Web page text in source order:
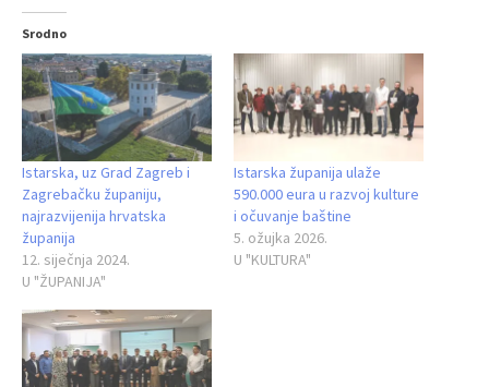
Srodno
Istarska, uz Grad Zagreb i
Zagrebačku županiju,
najrazvijenija hrvatska
županija
12. siječnja 2024.
U "ŽUPANIJA"
Istarska županija ulaže
590.000 eura u razvoj kulture
i očuvanje baštine
5. ožujka 2026.
U "KULTURA"